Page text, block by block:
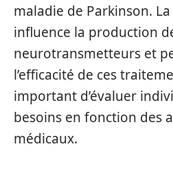
maladie de Parkinson. La
influence la production
neurotransmetteurs et
l’efficacité de ces
important d’évaluer
besoins en fonction des
médicaux.